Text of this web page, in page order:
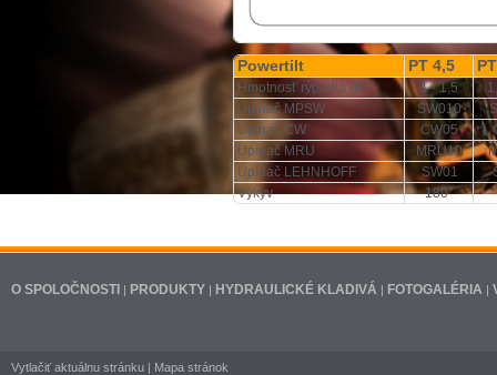
Powertilt PT 4,5
Hmotnosť rýpadla (t) 1 - 1,5
Upínač MPSW
SW010
Upínač CW
CW05
Upínač MRU
MRU10
Upínač LEHNHOFF
SW01
Výkyv
180°
O SPOLOČNOSTI | PRODUKTY | HYDRAULICKÉ KLADIVÁ | FOTOGALÉRIA |
Vytlačiť aktuálnu stránku | Mapa stránok